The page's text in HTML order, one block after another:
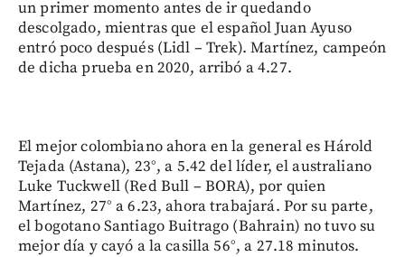
un primer momento antes de ir quedando
descolgado, mientras que el español Juan Ayuso
entró poco después (Lidl – Trek). Martínez, campeón
de dicha prueba en 2020, arribó a 4.27.
El mejor colombiano ahora en la general es Hárold
Tejada (Astana), 23°, a 5.42 del líder, el australiano
Luke Tuckwell (Red Bull – BORA), por quien
Martínez, 27° a 6.23, ahora trabajará. Por su parte,
el bogotano Santiago Buitrago (Bahrain) no tuvo su
mejor día y cayó a la casilla 56°, a 27.18 minutos.